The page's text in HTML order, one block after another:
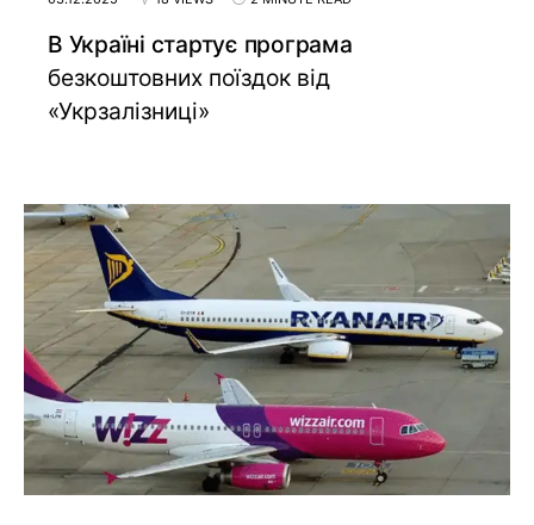
В Україні стартує програма
безкоштовних поїздок від
«Укрзалізниці»